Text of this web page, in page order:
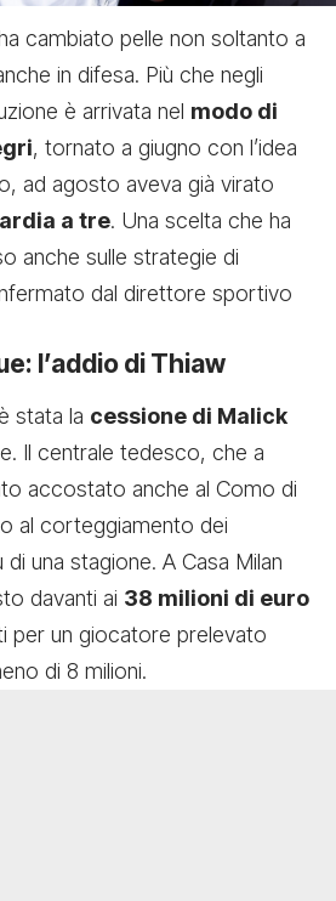
cambiato pelle non soltanto a
in difesa. Più che negli
è arrivata nel modo di
, tornato a giugno con l’idea
ad agosto aveva già virato
a tre. Una scelta che ha
anche sulle strategie di
dal direttore sportivo
l’addio di Thiaw
stata la cessione di Malick
Il centrale tedesco, che a
accostato anche al Como di
al corteggiamento dei
una stagione. A Casa Milan
davanti ai 38 milioni di euro
per un giocatore prelevato
di 8 milioni.